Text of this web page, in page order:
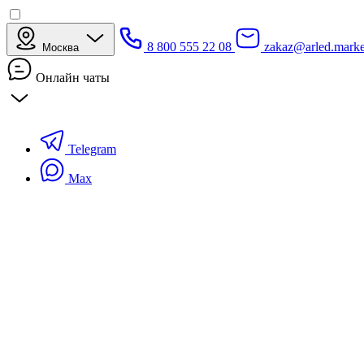
Москва 8 800 555 22 08
Онлайн чаты
Telegram
Max